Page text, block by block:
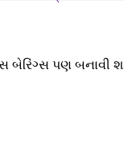
બેરિંગ્સ પણ બનાવી